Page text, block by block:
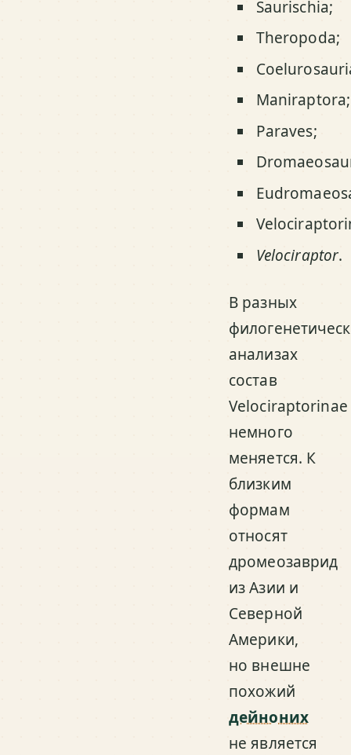
Saurischia;
Theropoda;
Maniraptora;
Paraves;
Velociraptor.
В разных
анализах
состав
Velociraptorinae
немного
меняется. К
близким
формам
относят
дромеозаврид
из Азии и
Северной
Америки,
но внешне
похожий
дейноних
не является